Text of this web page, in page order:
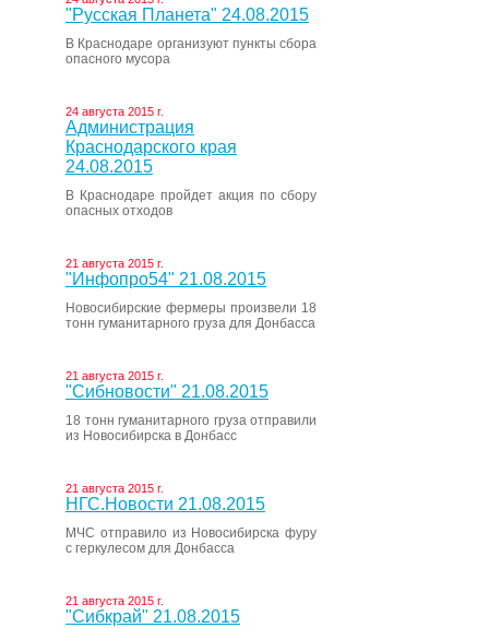
"Русская Планета" 24.08.2015
В Краснодаре организуют пункты сбора
опасного мусора
24 августа 2015 г.
Администрация
Краснодарского края
24.08.2015
В Краснодаре пройдет акция по сбору
опасных отходов
21 августа 2015 г.
"Инфопро54" 21.08.2015
Новосибирские фермеры произвели 18
тонн гуманитарного груза для Донбасса
21 августа 2015 г.
"Сибновости" 21.08.2015
18 тонн гуманитарного груза отправили
из Новосибирска в Донбасс
21 августа 2015 г.
НГС.Новости 21.08.2015
МЧС отправило из Новосибирска фуру
с геркулесом для Донбасса
21 августа 2015 г.
"Сибкрай" 21.08.2015